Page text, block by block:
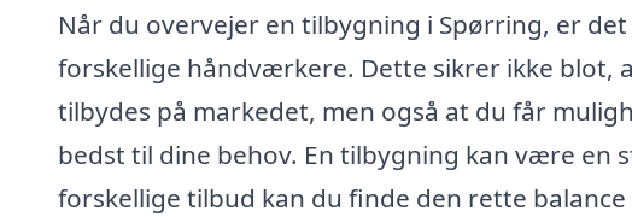
Når du overvejer en tilbygning i Spørring, er
forskellige håndværkere. Dette sikrer ikke blot,
tilbydes på markedet, men også at du får
bedst til dine behov. En tilbygning kan være en
forskellige tilbud kan du finde den rette